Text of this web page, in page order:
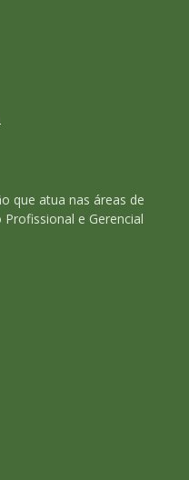
que atua nas áreas de
e Gerencial